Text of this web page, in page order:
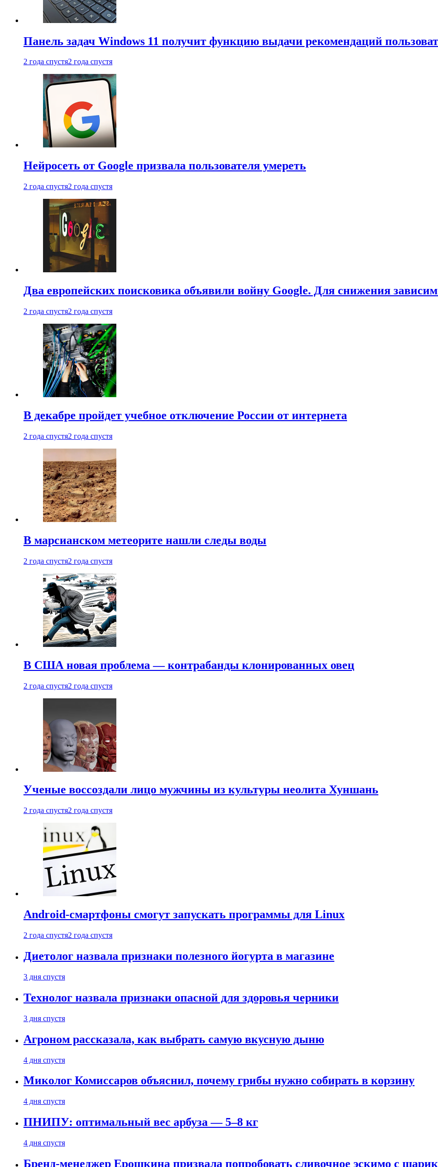
Панель задач Windows 11 получит функцию выдачи рекомендаций
2 года спустя2 года спустя
Нейросеть от Google призвала пользователя умереть
2 года спустя2 года спустя
Два европейских поисковика объявили войну Google. Для снижения
2 года спустя2 года спустя
В декабре пройдет учебное отключение России от интернета
2 года спустя2 года спустя
В марсианском метеорите нашли следы воды
2 года спустя2 года спустя
В США новая проблема — контрабанды клонированных овец
2 года спустя2 года спустя
Ученые воссоздали лицо мужчины из культуры неолита Хуншань
2 года спустя2 года спустя
Android-смартфоны смогут запускать программы для Linux
2 года спустя2 года спустя
Диетолог назвала признаки полезного йогурта в магазине
3 дня спустя
Технолог назвала признаки опасной для здоровья черники
3 дня спустя
Агроном рассказала, как выбрать самую вкусную дыню
4 дня спустя
Миколог Комиссаров объяснил, почему грибы нужно собирать в корзину
4 дня спустя
ПНИПУ: оптимальный вес арбуза — 5–8 кг
4 дня спустя
Бренд-менеджер Ерошкина призвала попробовать сливочное эскимо с